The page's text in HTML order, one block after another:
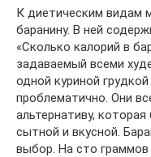
К диетическим видам
баранину. В ней
«Сколько калорий в
задаваемый всеми
одной куриной
проблематично. Они
альтернативу,
сытной и вкусной.
выбор. На сто граммов